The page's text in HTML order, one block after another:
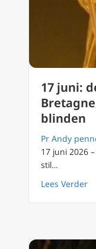
17 juni:
blinden
Pr Andy
17 juni 2026
stil…
Lees Verder